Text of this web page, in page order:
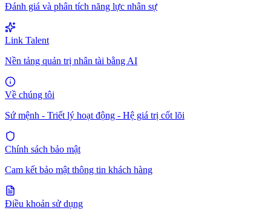
Đánh giá và phân tích năng lực nhân sự
Link Talent
Nền tảng quản trị nhân tài bằng AI
Về chúng tôi
Sứ mệnh - Triết lý hoạt động - Hệ giá trị cốt lõi
Chính sách bảo mật
Cam kết bảo mật thông tin khách hàng
Điều khoản sử dụng